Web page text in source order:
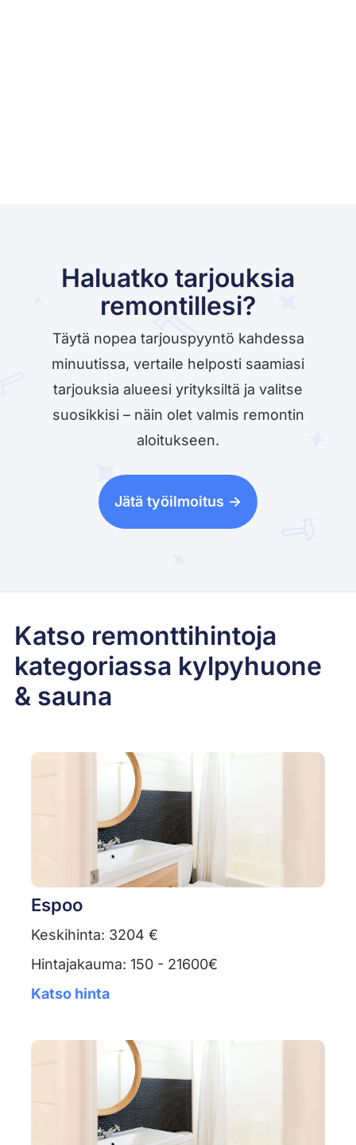
Haluatko tarjouksia
remontillesi?
Täytä nopea tarjouspyyntö kahdessa
minuutissa, vertaile helposti saamiasi
tarjouksia alueesi yrityksiltä ja valitse
suosikkisi – näin olet valmis remontin
aloitukseen.
Jätä työilmoitus ->
Katso remonttihintoja
kategoriassa kylpyhuone
& sauna
Espoo
Keskihinta: 3204 €
Hintajakauma: 150 - 21600€
Katso hinta